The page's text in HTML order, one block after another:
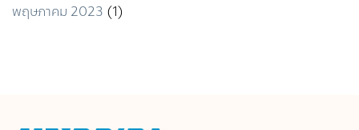
พฤษภาคม 2023 (1)